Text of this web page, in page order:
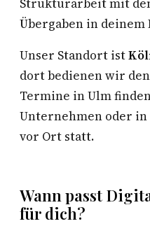
Strukturarbeit mit
Übergaben in deinem
Unser Standort ist
dort bedienen wir den
Termine in Ulm
Unternehmen oder
vor Ort statt.
Wann passt
für dich?